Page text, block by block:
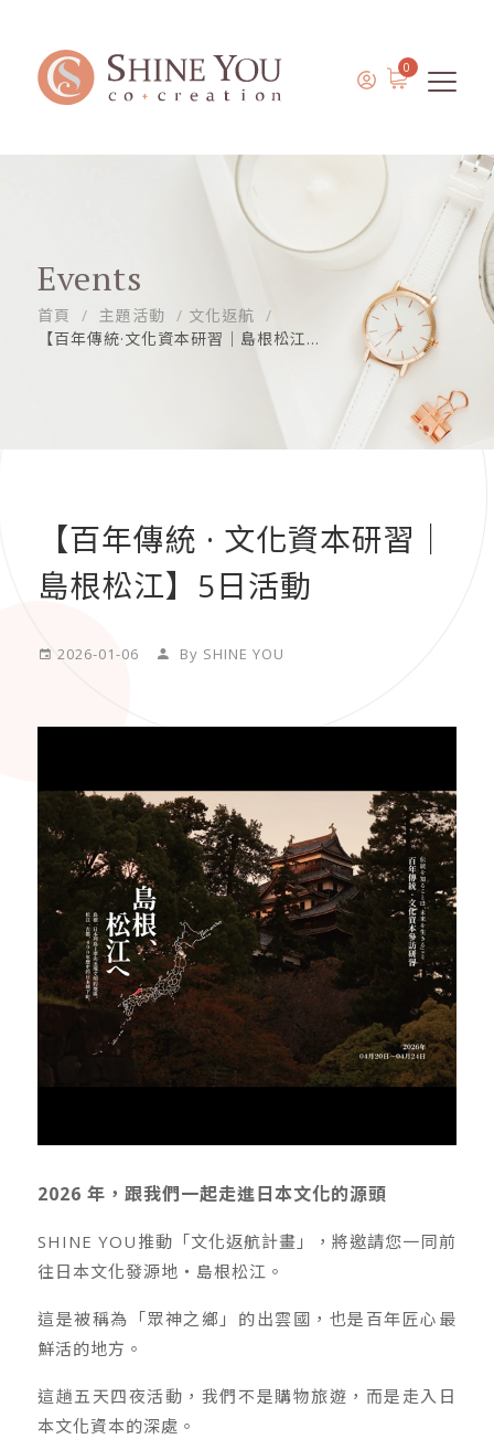
0
Events
首頁 主題活動
文化返航
【百年傳統·文化資本研習｜島根松江...
【百年傳統 · 文化資本研習｜
島根松江】5日活動
2026-01-06 By SHINE YOU
2026 年，跟我們一起走進日本文化的源頭
SHINE YOU推動「文化返航計畫」，將邀請您一同前
往日本文化發源地・島根松江。
這是被稱為「眾神之鄉」的出雲國，也是百年匠心最
鮮活的地方。
這趟五天四夜活動，我們不是購物旅遊，而是走入日
本文化資本的深處。